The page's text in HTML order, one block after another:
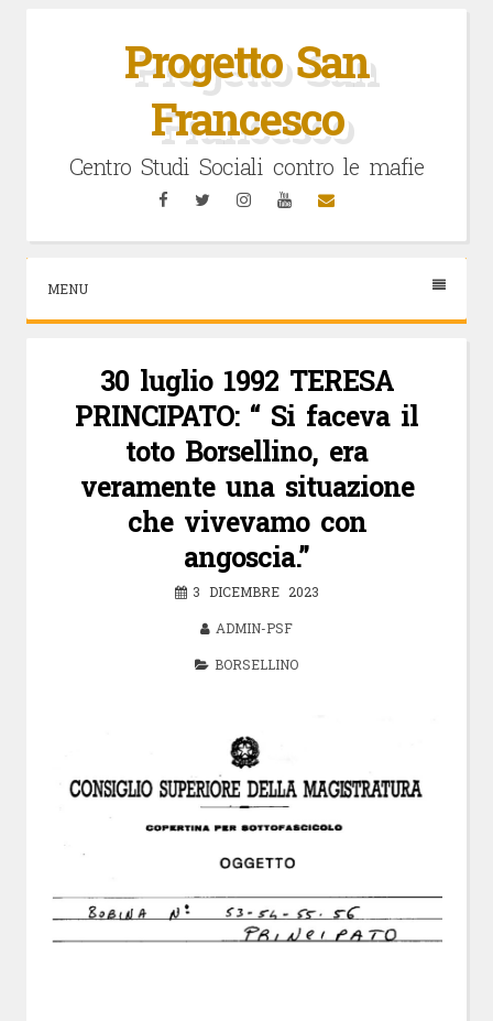
Progetto San
Francesco
Centro Studi Sociali contro le mafie
FacebookTwitterInstagramYouTubeEmail
MENU
30 luglio 1992 TERESA
PRINCIPATO: “ Si faceva il
toto Borsellino, era
veramente una situazione
che vivevamo con
angoscia.”
3 DICEMBRE 2023
ADMIN-PSF
BORSELLINO